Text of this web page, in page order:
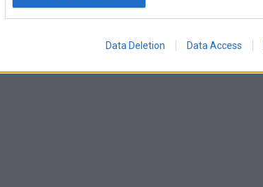
Data Deletion Data Access